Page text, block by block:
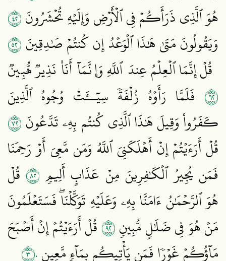
هُوَ ٱلَّذِي ذَرَأَكُمۡ فِي ٱلۡأَرۡضِ وَإِلَيۡهِ تُحۡشَرُونَ٢٤
وَيَقُولُونَ مَتَىٰ هَٰذَا ٱلۡوَعۡدُ إِن كُنتُمۡ صَٰدِقِينَ٢٥
قُلۡ إِنَّمَا ٱلۡعِلۡمُ عِندَ ٱللَّهِ وَإِنَّمَآ أَنَا۠ نَذِيرٞ مُّبِينٞ
٢٦ فَلَمَّا رَأَوۡهُ زُلۡفَةٗ سِيٓــَٔتۡ وُجُوهُ ٱلَّذِينَ
كَفَرُواْ وَقِيلَ هَٰذَا ٱلَّذِي كُنتُم بِهِۦ تَدَّعُونَ٢٧
قُلۡ أَرَءَيۡتُمۡ إِنۡ أَهۡلَكَنِيَ ٱللَّهُ وَمَن مَّعِيَ أَوۡ رَحِمَنَا
فَمَن يُجِيرُ ٱلۡكَٰفِرِينَ مِنۡ عَذَابٍ أَلِيمٖ ٢٨ قُلۡ
هُوَ ٱلرَّحۡمَٰنُ ءَامَنَّا بِهِۦ وَعَلَيۡهِ تَوَكَّلۡنَاۖ فَسَتَعۡلَمُونَ
مَنۡ هُوَ فِي ضَلَٰلٖ مُّبِينٖ٢٩قُلۡ أَرَءَيۡتُمۡ إِنۡ أَصۡبَحَ
مَآؤُكُمۡ غَوۡرٗا فَمَن يَأۡتِيكُم بِمَآءٖ مَّعِينِۭ٣٠